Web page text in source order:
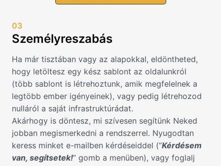
03
Személyreszabás
Ha már tisztában vagy az alapokkal, eldöntheted,
hogy letöltesz egy kész sablont az oldalunkról
(több sablont is létrehoztunk, amik megfelelnek a
legtöbb ember igényeinek), vagy pedig létrehozod
nulláról a saját infrastruktúrádat.
Akárhogy is döntesz, mi szívesen segítünk Neked
jobban megismerkedni a rendszerrel. Nyugodtan
keress minket e-mailben kérdéseiddel (“Kérdésem
van, segítsetek!” gomb a menüben), vagy foglalj